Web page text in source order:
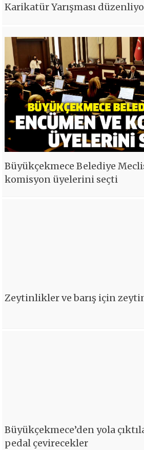
Karikatür Yarışması
Büyükçekmece Belediye
komisyon üyelerini seçti
Zeytinlikler ve barış için
Büyükçekmece’den yola
pedal çevirecekler